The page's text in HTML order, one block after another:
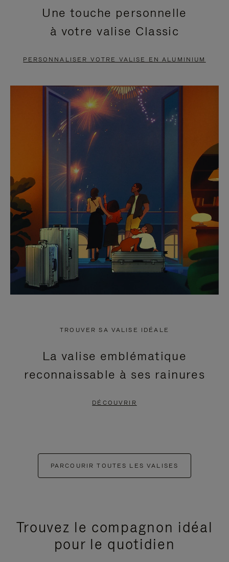
EN
PAUSE,
APPUYEZ
POUR
METTRE
PAUSE
VIDÉO
EST
DÉSACTIVÉ.
CLIQUER
POUR
RÉACTIVER
LE
SON
Une touche personnelle
à votre valise Classic
PERSONNALISER VOTRE VALISE EN ALUMINIUM
TROUVER SA VALISE IDÉALE
La valise emblématique
reconnaissable à ses rainures
DÉCOUVRIR
PARCOURIR TOUTES LES VALISES
Trouvez le compagnon idéal
pour le quotidien